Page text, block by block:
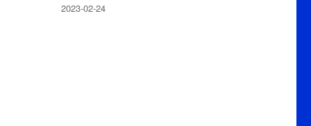
2023-02-24